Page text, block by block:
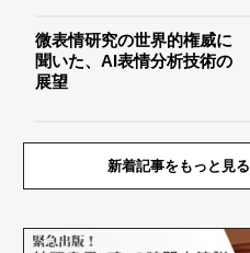
微表情研究の世界的権威に
聞いた、AI表情分析技術の
展望
新着記事をもっと見る